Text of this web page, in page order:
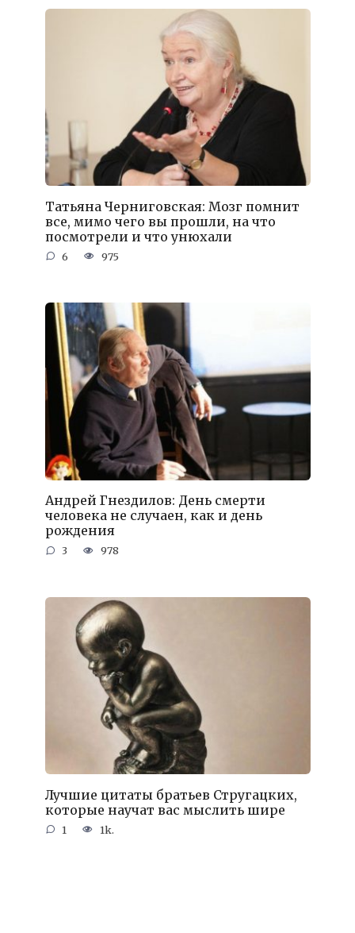
Татьяна Черниговская: Мозг помнит
все, мимо чего вы прошли, на что
посмотрели и что унюхали
6 975
Андрей Гнездилов: День смерти
человека не случаен, как и день
рождения
3 978
Лучшие цитаты братьев Стругацких,
которые научат вас мыслить шире
1 1k.